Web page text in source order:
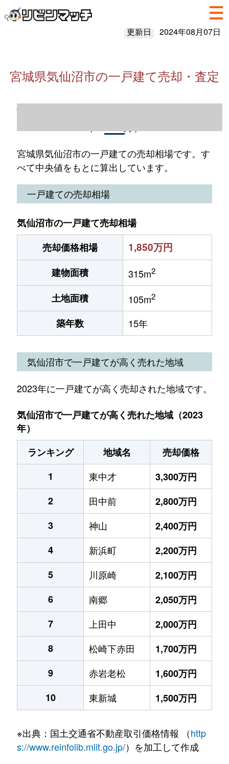
更新日 2024年08月07日
宮城県気仙沼市の一戸建て売却・査定
宮城県気仙沼市の一戸建て売却情報（2023
宮城県気仙沼市の一戸建ての売却相場です。す
べて中央値をもとに算出しています。
一戸建ての売却相場
気仙沼市の一戸建て売却相場
売却価格相場
1,850万円
建物面積 315m2
土地面積 105m2
築年数 15年
気仙沼市で一戸建てが高く売れた地域
2023年に一戸建てが高く売却された地域です。
気仙沼市で一戸建てが高く売れた地域（2023
年）
ランキング
地域名
売却価格
1
東中才
3,300万円
2
田中前
2,800万円
3
神山
2,400万円
4
新浜町
2,200万円
5
川原崎
2,100万円
6
南郷
2,050万円
7
上田中
2,000万円
8
松崎下赤田
1,700万円
9
赤岩老松
1,600万円
10
東新城 1,500万円
※出典：国土交通省不動産取引価格情報 （http
s://www.reinfolib.mlit.go.jp/）を加工して作成